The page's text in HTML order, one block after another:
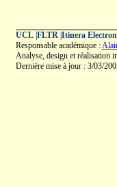
UCL| FLTR| Itinera
Responsable académique :
Analyse, design et réalisation
Dernière mise à jour : 3/03/